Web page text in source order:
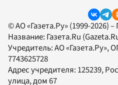
© АО «Газета.Ру» (1999-2026)
Название: Газета.Ru
Учредитель:АО «Газета.Ру»,
7743625728
Адрес учредителя: 125239,
улица, дом 67